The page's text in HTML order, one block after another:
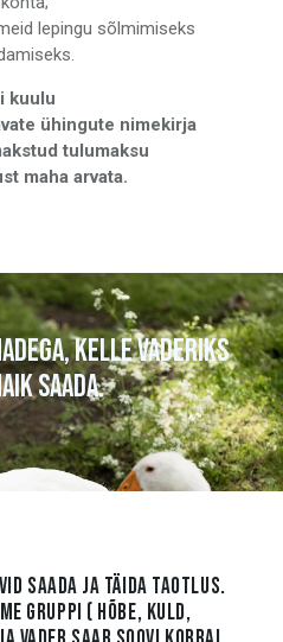
lepingu sõlmimiseks
kuulu
ühingute nimekirja
tulumaksu
maha arvata.
KELLE VADERIKS
SAADA.
SAADA JA TÄIDA TAOTLUS.
GRUPPI ( HÕBE, KULD,